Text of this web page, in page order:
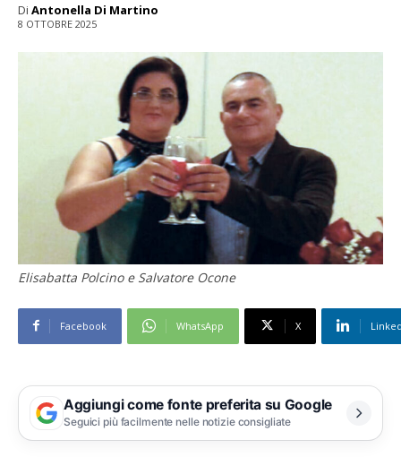
Di Antonella Di Martino
8 OTTOBRE 2025
Elisabatta Polcino e Salvatore Ocone
Facebook WhatsApp X
Aggiungi come fonte preferita su Google
Seguici più facilmente nelle notizie consigliate